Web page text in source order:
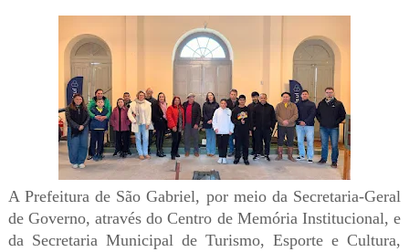
A Prefeitura de São Gabriel, por meio da Secretaria-Geral
de Governo, através do Centro de Memória Institucional, e
da Secretaria Municipal de Turismo, Esporte e Cultura,